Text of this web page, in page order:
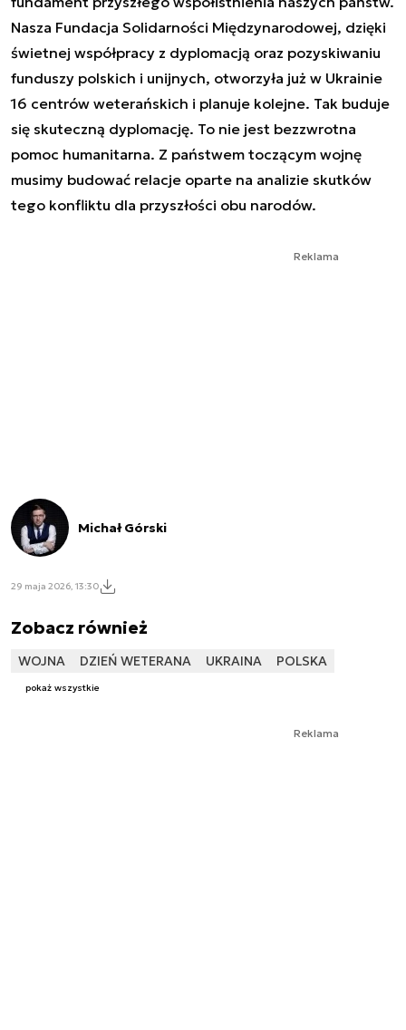
Nasza Fundacja Solidarności Międzynarodowej, dzięki
świetnej współpracy z dyplomacją oraz pozyskiwaniu
funduszy polskich i unijnych, otworzyła już w Ukrainie
16 centrów weterańskich i planuje kolejne. Tak buduje
się skuteczną dyplomację. To nie jest bezzwrotna
pomoc humanitarna. Z państwem toczącym wojnę
musimy budować relacje oparte na analizie skutków
tego konfliktu dla przyszłości obu narodów.
Reklama
Michał Górski
29 maja 2026, 13:30
Zobacz również
WOJNA DZIEŃ WETERANA UKRAINA POLSKA
pokaż wszystkie
Reklama